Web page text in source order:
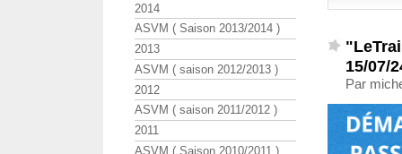
15/07/
Par
2014
ASVM ( Saison 2013/2014 )
2013
ASVM ( saison 2012/2013 )
2012
ASVM ( saison 2011/2012 )
2011
ASVM ( Saison 2010/2011 )